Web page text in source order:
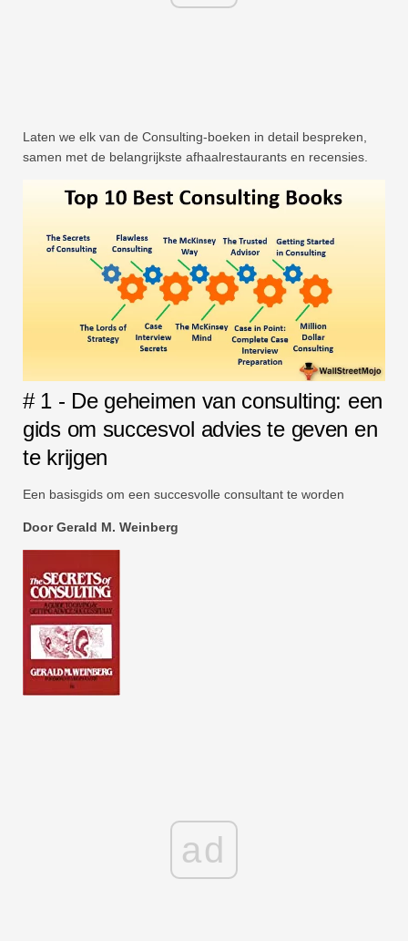
Laten we elk van de Consulting-boeken in detail bespreken,
samen met de belangrijkste afhaalrestaurants en recensies.
# 1 - De geheimen van consulting: een
gids om succesvol advies te geven en
te krijgen
Een basisgids om een ​​succesvolle consultant te worden
Door Gerald M. Weinberg
ad